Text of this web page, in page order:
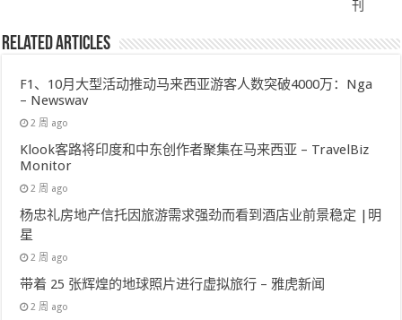
刊
Related Articles
F1、10月大型活动推动马来西亚游客人数突破4000万：Nga
– Newswav
2 周 ago
Klook客路将印度和中东创作者聚集在马来西亚 – TravelBiz
Monitor
2 周 ago
杨忠礼房地产信托因旅游需求强劲而看到酒店业前景稳定 |明
星
2 周 ago
带着 25 张辉煌的地球照片进行虚拟旅行 – 雅虎新闻
2 周 ago